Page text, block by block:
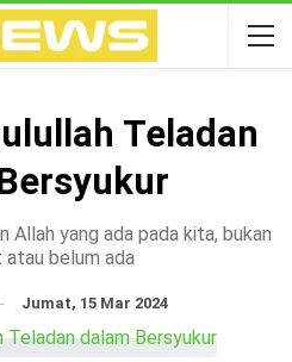
Teladan
Allah yang ada pada kita, bukan
atau belum ada
Jumat, 15 Mar 2024